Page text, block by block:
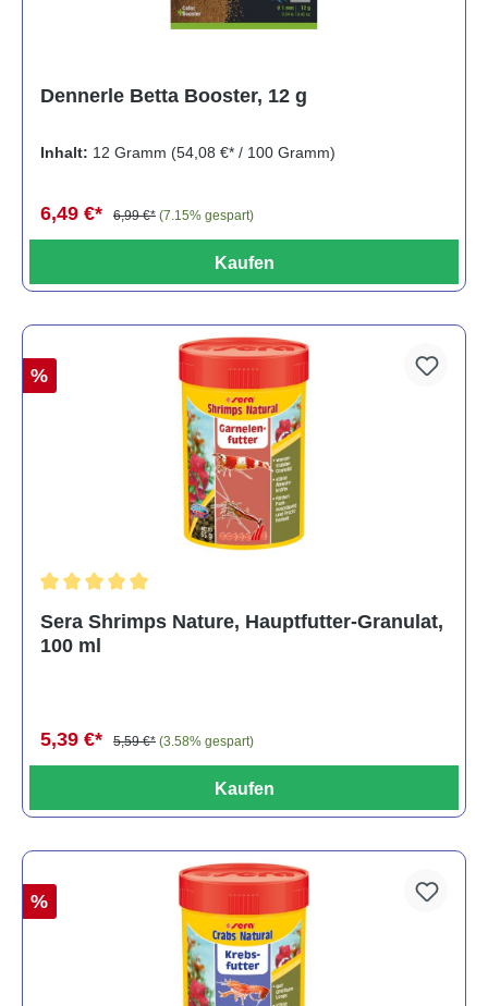
Dennerle Betta Booster, 12 g
Inhalt: 12 Gramm (54,08 €* / 100 Gramm)
6,49 €* 6,99 €* (7.15% gespart)
Kaufen
%
Sera Shrimps Nature, Hauptfutter-Granulat,
100 ml
5,39 €* 5,59 €* (3.58% gespart)
Kaufen
%